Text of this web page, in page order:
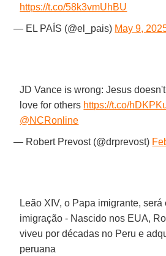
https://t.co/58k3vmUhBU
— EL PAÍS (@el_pais) May 9,
JD Vance is wrong: Jesus
love for others https://t.co/
@NCRonline
— Robert Prevost (@drprevost)
Leão XIV, o Papa imigrante, será
imigração - Nascido nos EUA,
viveu por décadas no Peru e
peruana